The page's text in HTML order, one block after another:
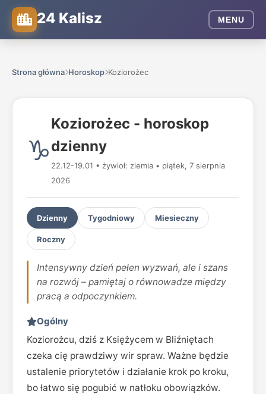
24 Kalisz MENU
Strona główna Horoskop Koziorożec
♑
Koziorożec - horoskop
dzienny
22.12-19.01 • żywioł: ziemia • piątek, 7 sierpnia
2026
Dzienny Tygodniowy Miesieczny
Roczny
Intensywny dzień pełen wyzwań, ale i szans
na rozwój – pamiętaj o równowadze między
pracą a odpoczynkiem.
Ogólny
Koziorożcu, dziś z Księżycem w Bliźniętach
czeka cię prawdziwy wir spraw. Ważne będzie
ustalenie priorytetów i działanie krok po kroku,
bo łatwo się pogubić w natłoku obowiązków.